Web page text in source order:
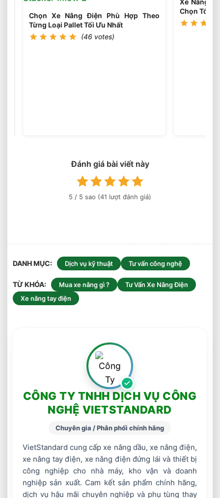
Làm
Việc
Phù
Chọn Xe Nâng Điện Phù Hợp Theo
Từng Loại Pallet Tối Ưu Nhất
(46 votes)
Chọn Tối
Đánh giá bài viết này
5 / 5 sao (41 lượt đánh giá)
DANH MỤC Dịch vụ kỹ thuật Tư vấn công nghệ
TỪ KHÓA Mua xe nâng gì ?
Tư Vấn Xe Nâng Điện
Xe nâng tay điện
CÔNG TY TNHH DỊCH VỤ CÔNG
NGHỆ VIETSTANDARD
Chuyên gia / Phân phối chính hãng
VietStandard cung cấp xe nâng dầu, xe nâng điện,
xe nâng tay điện, xe nâng điện đứng lái và thiết bị
công nghiệp cho nhà máy, kho vận và doanh
nghiệp sản xuất. Cam kết sản phẩm chính hãng,
dịch vụ hậu mãi chuyên nghiệp và phụ tùng thay